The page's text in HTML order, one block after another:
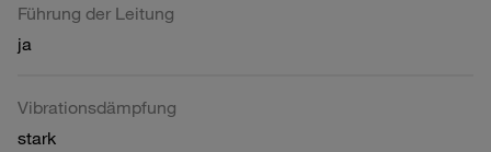
Führung der Leitung
ja
Vibrationsdämpfung
stark